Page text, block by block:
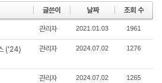
글쓴이 날짜 조회 수
관리자 2021.01.03 1961
('24) 관리자 2024.07.02 1276
관리자 2024.07.02 1265